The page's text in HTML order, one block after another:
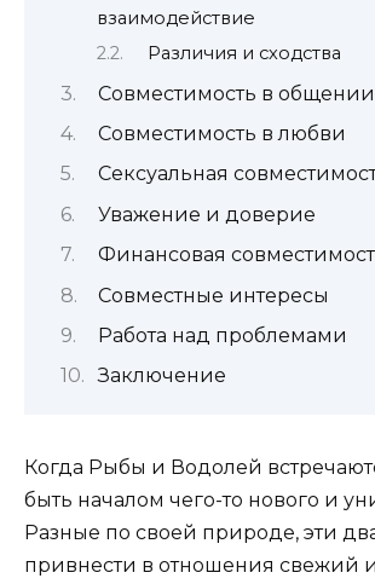
взаимодействие
Различия и сходства
Совместимость в общении
Совместимость в любви
Сексуальная
Уважение и доверие
Финансовая
Совместные интересы
Работа над проблемами
Заключение
Когда Рыбы и Водолей
быть началом чего-то нового и
Разные по своей природе, эти
привнести в отношения свежий и